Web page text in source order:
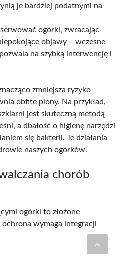
je bardziej podatnymi na
ogórki, zwracając
objawy – wczesne
na szybką interwencję i
zmniejsza ryzyko
obfite plony. Na przykład,
jest skuteczną metodą
a dbałość o higienę narzędzi
się bakterii. Te działania
naszych ogórków.
chorób
ogórki to złożone
wymaga integracji